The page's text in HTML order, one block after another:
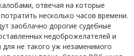
отвечая на которые
несколько часов времени.
заоблачно дорогие судебные
недоброжелателей и
для не такого уж незаменимого